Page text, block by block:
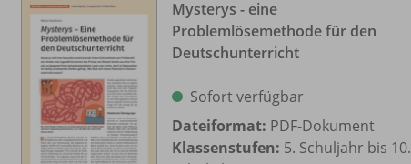
Mysterys - eine
Problemlösemethode für den
Deutschunterricht
Sofort verfügbar
Dateiformat: PDF-Dokument
Klassenstufen: 5. Schuljahr bis 10.